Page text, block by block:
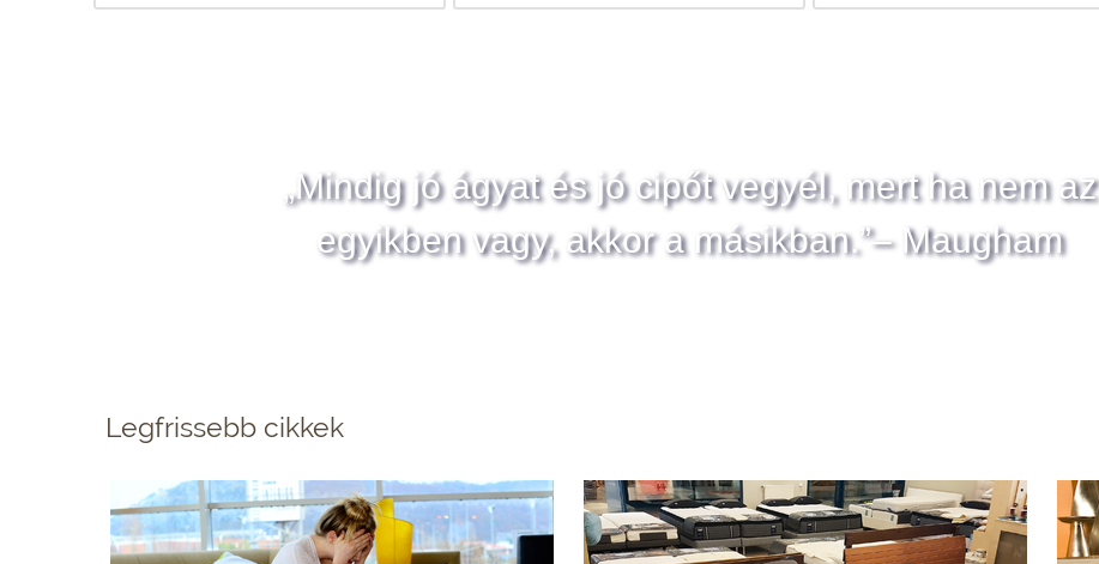
„Mindig jó ágyat és jó cipőt vegyél, mert ha nem az
egyikben vagy, akkor a másikban.”– Maugham
Legfrissebb cikkek